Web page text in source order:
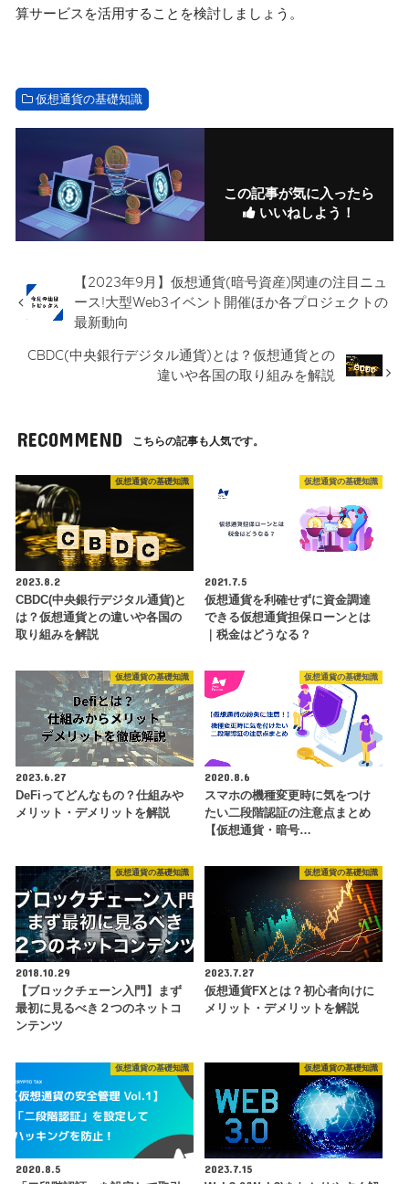
算サービスを活用することを検討しましょう。
仮想通貨の基礎知識
この記事が気に入ったら
いいねしよう！
【2023年9月】仮想通貨(暗号資産)関連の注目ニュ
ース!大型Web3イベント開催ほか各プロジェクトの
最新動向
CBDC(中央銀行デジタル通貨)とは？仮想通貨との
違いや各国の取り組みを解説
RECOMMEND こちらの記事も人気です。
仮想通貨の基礎知識
2023.8.2
CBDC(中央銀行デジタル通貨)と
は？仮想通貨との違いや各国の
取り組みを解説
仮想通貨の基礎知識
2021.7.5
仮想通貨を利確せずに資金調達
できる仮想通貨担保ローンとは
｜税金はどうなる？
仮想通貨の基礎知識
2023.6.27
DeFiってどんなもの？仕組みや
メリット・デメリットを解説
仮想通貨の基礎知識
2020.8.6
スマホの機種変更時に気をつけ
たい二段階認証の注意点まとめ
【仮想通貨・暗号…
仮想通貨の基礎知識
2018.10.29
【ブロックチェーン入門】まず
最初に見るべき２つのネットコ
ンテンツ
仮想通貨の基礎知識
2023.7.27
仮想通貨FXとは？初心者向けに
メリット・デメリットを解説
仮想通貨の基礎知識
2020.8.5
仮想通貨の基礎知識
2023.7.15